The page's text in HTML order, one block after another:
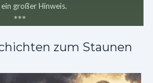
großer Hinweis.
***
zum Staunen